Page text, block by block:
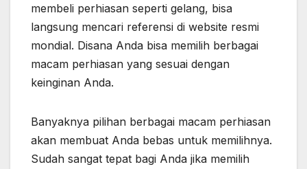
membeli perhiasan seperti gelang, bisa
langsung mencari referensi di website resmi
mondial. Disana Anda bisa memilih berbagai
macam perhiasan yang sesuai dengan
keinginan Anda.
Banyaknya pilihan berbagai macam perhiasan
akan membuat Anda bebas untuk memilihnya.
Sudah sangat tepat bagi Anda jika memilih